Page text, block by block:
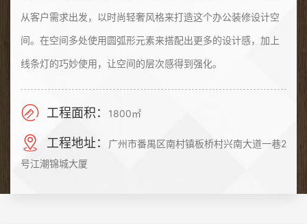
从客户需求出发，以时尚轻奢风格来打造这个办公装修设计空
间。在空间多处使用圆弧形元素来搭配出更多的设计感，加上
线条灯的巧妙使用，让空间的层次感得到强化。
工程面积： 1800㎡
工程地址：
广州市番禺区南村镇板桥村兴南大道一巷2
号江潮锦城大厦